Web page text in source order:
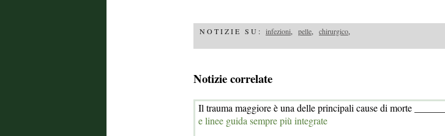
NOTIZIE SU: infezioni, pelle, chirurgico,
Notizie correlate
Il trauma maggiore è una delle principali cause di morte _______
e linee guida sempre più integrate